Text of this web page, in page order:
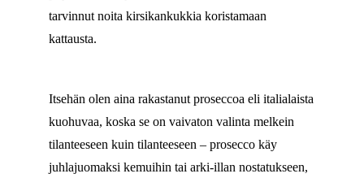
tarvinnut noita kirsikankukkia koristamaan
kattausta.
Itsehän olen aina rakastanut proseccoa eli italialaista
kuohuvaa, koska se on vaivaton valinta melkein
tilanteeseen kuin tilanteeseen – prosecco käy
juhlajuomaksi kemuihin tai arki-illan nostatukseen,